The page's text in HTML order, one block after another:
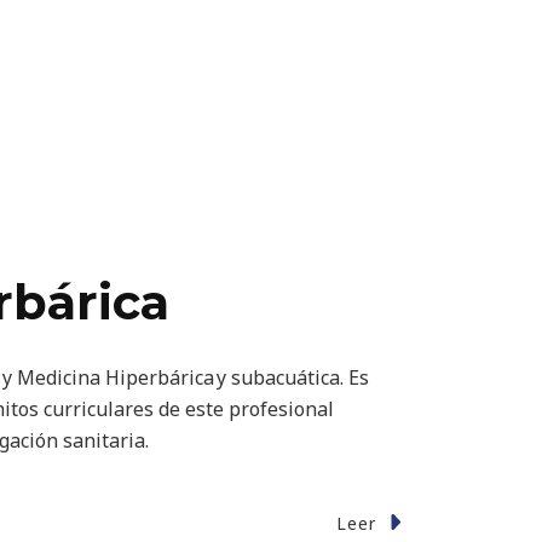
Medicina Hiperbárica y subacuática. Es
curriculares de este profesional
sanitaria.
Leer